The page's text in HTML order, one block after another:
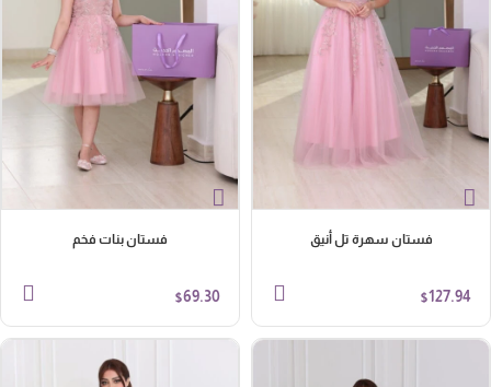
فستان سهرة تل أنيق
$127.94
فستان بنات فخم
$69.30